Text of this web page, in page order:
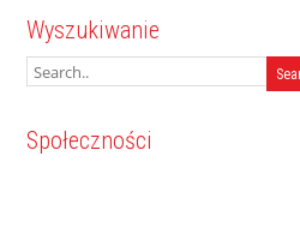
Wyszukiwanie
Społeczności